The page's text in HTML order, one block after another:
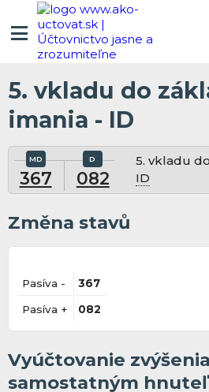
5. vkladu do
imania - ID
367 082
5. vkladu
ID
Změna stavů
Pasíva - 367
Pasíva + 082
Vyúčtovanie
samostatným